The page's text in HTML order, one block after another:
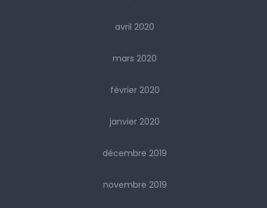
avril 2020
mars 2020
février 2020
janvier 2020
décembre 2019
novembre 2019